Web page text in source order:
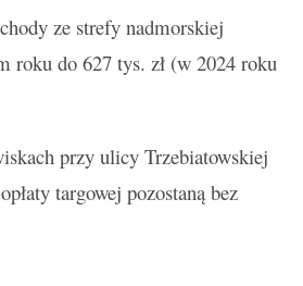
ze strefy nadmorskiej
roku do 627 tys. zł (w 2024 roku
przy ulicy Trzebiatowskiej
targowej pozostaną bez